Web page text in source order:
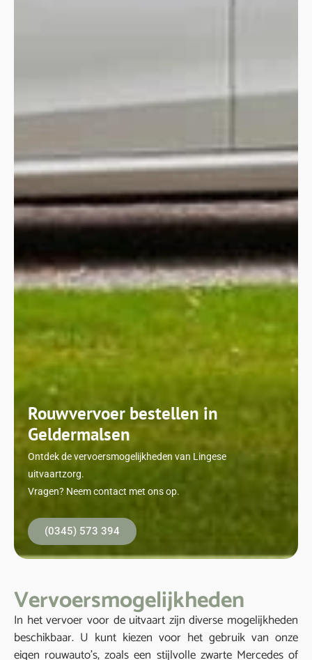
Rouwvervoer bestellen in
Geldermalsen
Ontdek de vervoersmogelijkheden van Lingese
uitvaartzorg.
Vragen? Neem contact met ons op.
(0345) 573 394
Vervoersmogelijkheden
In het vervoer voor de uitvaart zijn diverse mogelijkheden
beschikbaar. U kunt kiezen voor het gebruik van onze
eigen rouwauto’s, zoals een stijlvolle zwarte Mercedes of